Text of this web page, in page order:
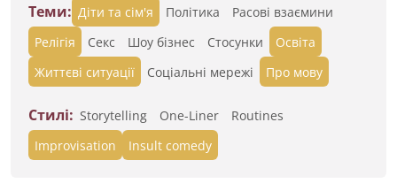
Теми: Діти та сім'я Політика
Расові взаємини
Релігія
Секс Шоу бізнес Стосунки
Освіта
Життєві ситуації
Cоціальні мережі Про мову
Стилі: Storytelling One-Liner
Routines
Improvisation
Insult comedy